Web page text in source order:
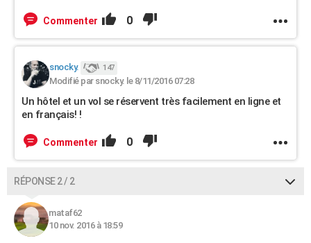
Commenter 0
snocky. 147
Modifié par snocky. le 8/11/2016 07:28
Un hôtel et un vol se réservent très facilement en ligne et
en français! !
Commenter 0
RÉPONSE 2 / 2
mataf62
10 nov. 2016 à 18:59